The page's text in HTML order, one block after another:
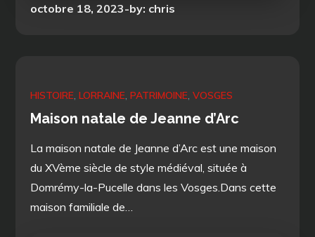
Posted
octobre 18, 2023 by: chris
HISTOIRE LORRAINE PATRIMOINE VOSGES
Maison natale de Jeanne d’Arc
La maison natale de Jeanne d’Arc est une maison
du XVème siècle de style médiéval, située à
Domrémy-la-Pucelle dans les Vosges.Dans cette
maison familiale de…